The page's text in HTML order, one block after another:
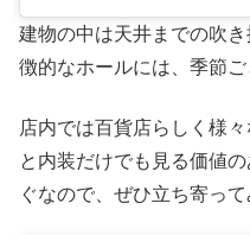
建物の中は天井までの吹
徴的なホールには、季節
店内では百貨店らしく様
と内装だけでも見る価値
ぐなので、ぜひ立ち寄って